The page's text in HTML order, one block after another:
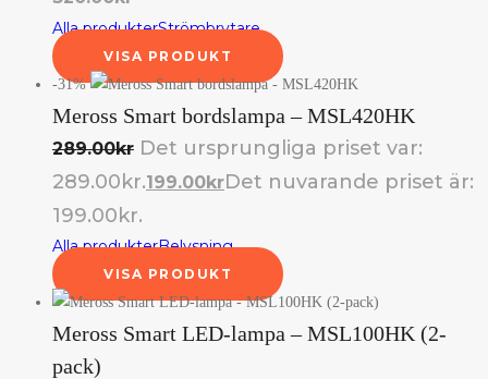
Alla produkterStrömbrytare
VISA PRODUKT
-31%
Meross Smart bordslampa – MSL420HK
289.00kr Det ursprungliga priset var:
289.00kr.199.00krDet nuvarande priset är:
199.00kr.
Alla produkterBelysning
VISA PRODUKT
Meross Smart LED-lampa – MSL100HK (2-
pack)